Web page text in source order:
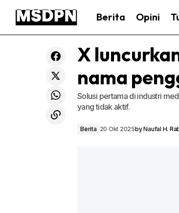
Berita Opini
X
nama
Solusi pertama di industri
yang tidak aktif.
Berita 20 Okt 2025byNaufal H.